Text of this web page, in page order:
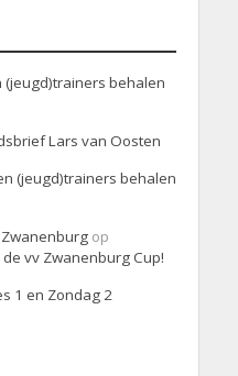
(jeugd)trainers behalen
Lars van Oosten
(jeugd)trainers behalen
op
vv Zwanenburg Cup!
1 en Zondag 2